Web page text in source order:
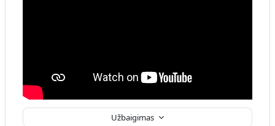
Užbaigimas